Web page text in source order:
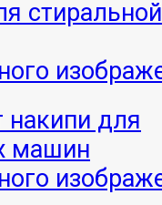
стиральной
для
машин